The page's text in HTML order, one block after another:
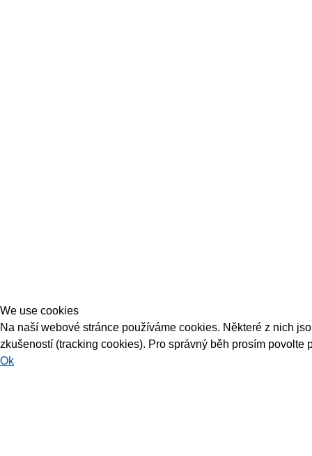
We use cookies
Na naší webové stránce používáme cookies. Některé z nich
zkušeností (tracking cookies). Pro správný běh prosím povolte
Ok